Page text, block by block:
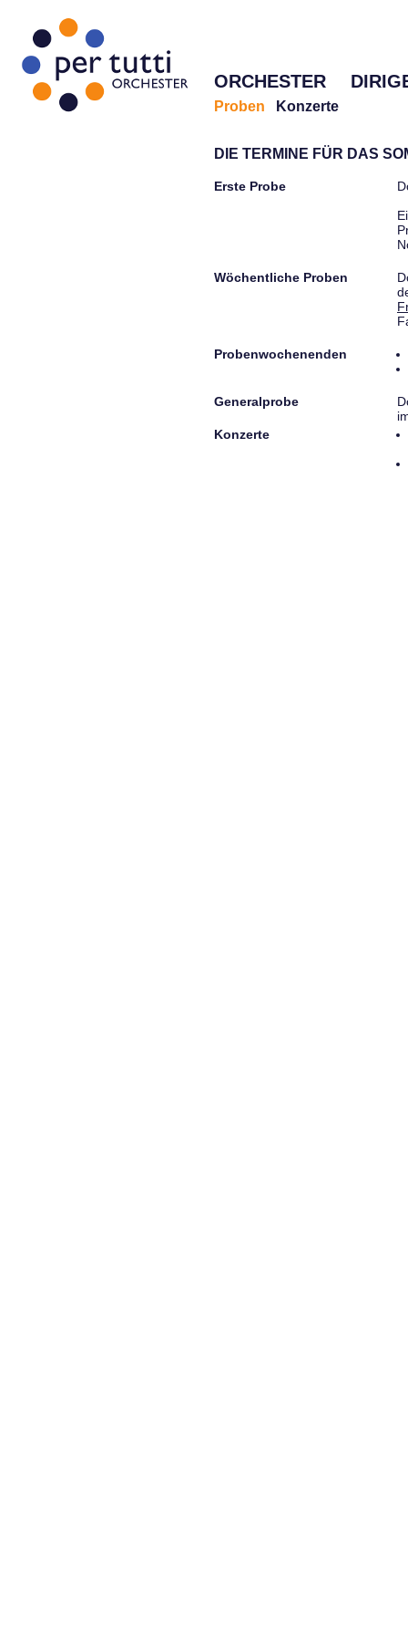
ORCHESTER
Proben Konzerte
DIE TERMINE FÜR DAS
Erste Probe
Wöchentliche Proben
Probenwochenenden
Generalprobe
Konzerte